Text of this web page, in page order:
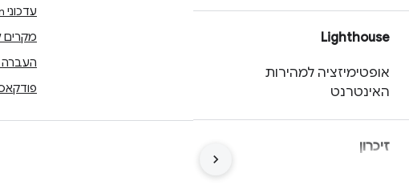
Lighthouse
אופטימיזציה למהירות
האינטרנט
זיכרון
דיווח על באג
ראה נושאים פתוחים
עדכוני Chromium
מקרים
העברה
תנאים